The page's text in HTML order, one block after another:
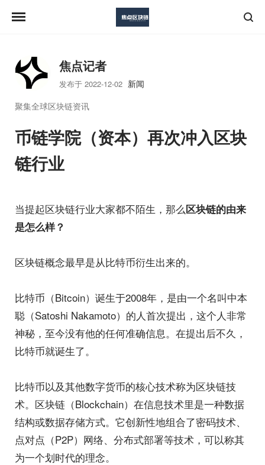
焦点记者
发布于 2022-12-02 新闻
聚集全球区块链资讯
币链学院（资本）再次冲入区块
链行业
当提起区块链行业大家都不陌生，那么区块链的由来
是怎么样？
区块链概念最早是从比特币衍生出来的。
比特币（Bitcoin）诞生于2008年，是由一个名叫中本
聪（Satoshi Nakamoto）的人首次提出，这个人非常
神秘，至今没有他的任何准确信息。在提出后不久，
比特币就诞生了。
比特币以及其他数字货币的核心技术称为区块链技
术。区块链（Blockchain）在信息技术里是一种数据
结构或数据存储方式。它创新性地组合了密码技术、
点对点（P2P）网络、分布式部署等技术，可以称其
为一个划时代的理念。